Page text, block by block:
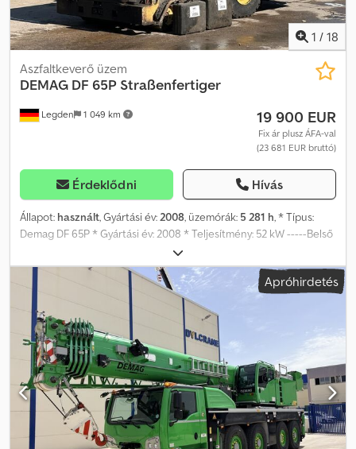
1 / 18
Legden 1 049 km
Aszfaltkeverő üzem
DEMAG DF 65P Straßenfertiger
19 900 EUR
Fix ár plusz ÁFA-val
(23 681 EUR bruttó)
Érdeklődni Hívás
Állapot: használt, Gyártási év:2008, üzemórák: 5 281 h, * Típus:
Demag DF 65P * Gyártási év: 2008 * Teljesítmény: 52 kW -----Belső
járműszám: 10326----A tévedések és a közbenső eladás jogát
fenntartjuk. WhatsApp-támogatás elérhető! Kérdése van a
járművel kapcsolatban vagy további információra van szüksége?
Írjon nekünk bátran WhatsApp-on keresztül. Dcedpsy Hblhofx
Aidek WhatsApp: német, angol -- WhatsApp: német, angol, arab
Apróhirdetés